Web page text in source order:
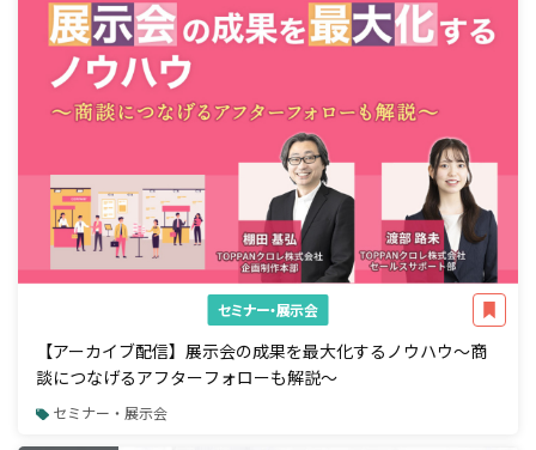
セミナー・展示会
【アーカイブ配信】展示会の成果を最大化するノウハウ～商
談につなげるアフターフォローも解説～
セミナー・展示会